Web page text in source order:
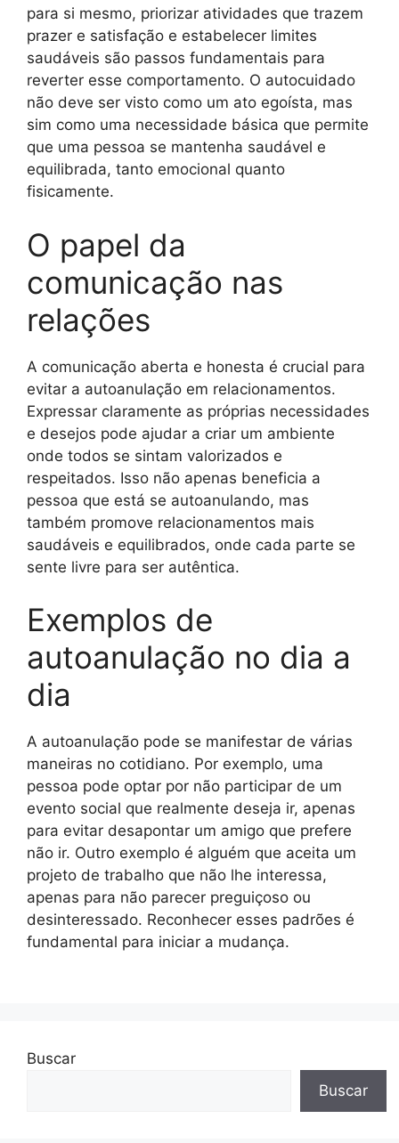
para si mesmo, priorizar atividades que trazem
prazer e satisfação e estabelecer limites
saudáveis são passos fundamentais para
reverter esse comportamento. O autocuidado
não deve ser visto como um ato egoísta, mas
sim como uma necessidade básica que permite
que uma pessoa se mantenha saudável e
equilibrada, tanto emocional quanto
fisicamente.
O papel da
comunicação nas
relações
A comunicação aberta e honesta é crucial para
evitar a autoanulação em relacionamentos.
Expressar claramente as próprias necessidades
e desejos pode ajudar a criar um ambiente
onde todos se sintam valorizados e
respeitados. Isso não apenas beneficia a
pessoa que está se autoanulando, mas
também promove relacionamentos mais
saudáveis e equilibrados, onde cada parte se
sente livre para ser autêntica.
Exemplos de
autoanulação no dia a
dia
A autoanulação pode se manifestar de várias
maneiras no cotidiano. Por exemplo, uma
pessoa pode optar por não participar de um
evento social que realmente deseja ir, apenas
para evitar desapontar um amigo que prefere
não ir. Outro exemplo é alguém que aceita um
projeto de trabalho que não lhe interessa,
apenas para não parecer preguiçoso ou
desinteressado. Reconhecer esses padrões é
fundamental para iniciar a mudança.
Buscar
Buscar